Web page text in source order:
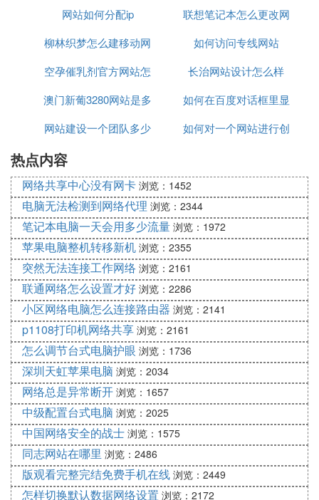
站流量
制作时间
网站如何分配ip
联想笔记本怎么更改网
站权限
柳林织梦怎么建移动网
站
如何访问专线网站
空孕催乳剂官方网站怎
么买
长治网站设计怎么样
澳门新葡3280网站是多
少
如何在百度对话框里显
示常用网站
网站建设一个团队多少
如何对一个网站进行创
热点内容
网络共享中心没有网卡 浏览：1452
电脑无法检测到网络代理 浏览：2344
笔记本电脑一天会用多少流量 浏览：1972
苹果电脑整机转移新机 浏览：2355
突然无法连接工作网络 浏览：2161
联通网络怎么设置才好 浏览：2286
小区网络电脑怎么连接路由器 浏览：2141
p1108打印机网络共享 浏览：2161
怎么调节台式电脑护眼 浏览：1736
深圳天虹苹果电脑 浏览：2034
网络总是异常断开 浏览：1657
中级配置台式电脑 浏览：2025
中国网络安全的战士 浏览：1575
同志网站在哪里 浏览：2486
版观看完整完结免费手机在线 浏览：2449
怎样切换默认数据网络设置 浏览：2172